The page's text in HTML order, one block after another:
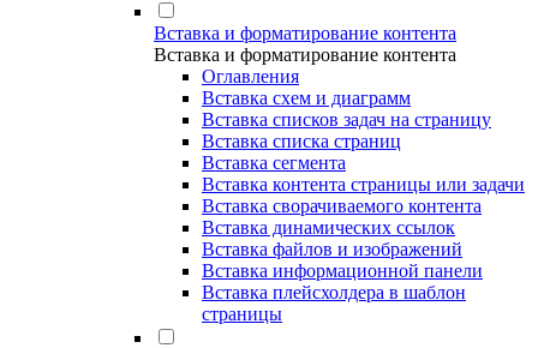
Вставка и форматирование контента
Вставка и форматирование контента
Оглавления
Вставка схем и диаграмм
Вставка списков задач на страницу
Вставка списка страниц
Вставка сегмента
Вставка контента страницы или задачи
Вставка сворачиваемого контента
Вставка динамических ссылок
Вставка файлов и изображений
Вставка информационной панели
Вставка плейсхолдера в шаблон
страницы